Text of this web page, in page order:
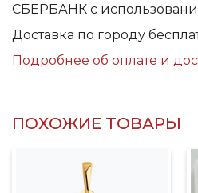
СБЕРБАНК с
Доставка по городу
Подробнее об оплате и
ПОХОЖИЕ ТОВАРЫ